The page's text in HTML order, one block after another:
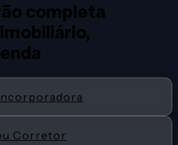
completa
,
Corretor